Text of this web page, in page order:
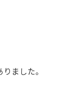
ました。